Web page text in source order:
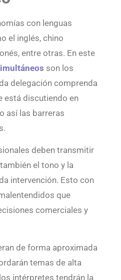
con lenguas
el inglés, chino
entre otras. En este
son los
delegación comprenda
está discutiendo en
así las barreras
deben transmitir
el tono y la
intervención. Esto con
que
comerciales y
de forma aproximada
temas de alta
intérpretes tendrán la